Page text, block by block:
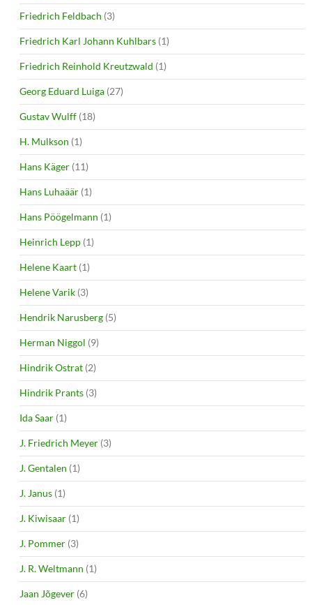
Friedrich Feldbach (3)
Friedrich Karl Johann Kuhlbars (1)
Friedrich Reinhold Kreutzwald (1)
Georg Eduard Luiga (27)
Gustav Wulff (18)
H. Mulkson (1)
Hans Käger (11)
Hans Luhaäär (1)
Hans Pöögelmann (1)
Heinrich Lepp (1)
Helene Kaart (1)
Helene Varik (3)
Hendrik Narusberg (5)
Herman Niggol (9)
Hindrik Ostrat (2)
Hindrik Prants (3)
Ida Saar (1)
J. Friedrich Meyer (3)
J. Gentalen (1)
J. Janus (1)
J. Kiwisaar (1)
J. Pommer (3)
J. R. Weltmann (1)
Jaan Jõgever (6)